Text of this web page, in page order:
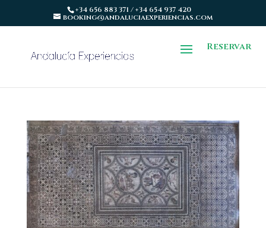
+34 656 883 371 / +34 654 937 420
booking@andaluciaexperiencias.com
Reservar